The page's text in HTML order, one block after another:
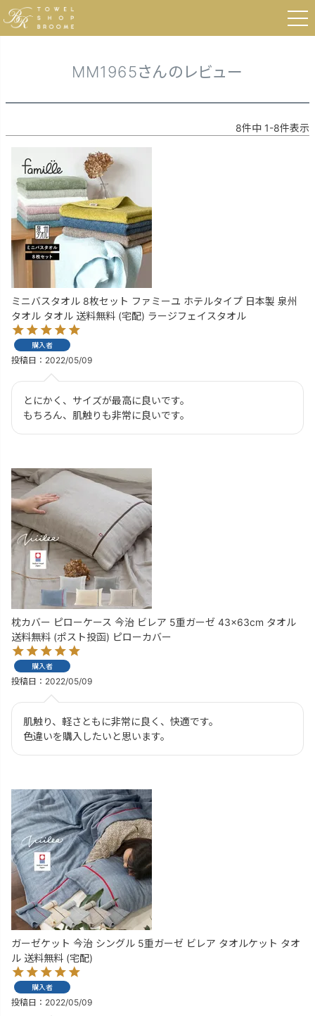
HOME MM1965さんのレビュー
MM1965さんのレビュー
8件中 1-8件表示
ミニバスタオル 8枚セット ファミーユ ホテルタイプ 日本製 泉州
タオル タオル 送料無料 (宅配) ラージフェイスタオル
購入者
投稿日 2022/05/09
とにかく、サイズが最高に良いです。
もちろん、肌触りも非常に良いです。
枕カバー ピローケース 今治 ビレア 5重ガーゼ 43×63cm タオル
送料無料 (ポスト投函) ピローカバー
購入者
投稿日 2022/05/09
肌触り、軽さともに非常に良く、快適です。
色違いを購入したいと思います。
ガーゼケット 今治 シングル 5重ガーゼ ビレア タオルケット タオ
ル 送料無料 (宅配)
購入者
投稿日 2022/05/09